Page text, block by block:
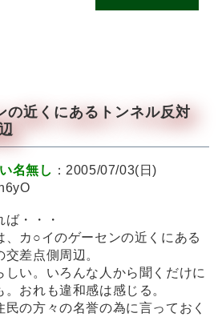
の近くにあるトンネル反対
名無し ：2005/07/03(日)
・・・
、カ○イのゲーセンの近くにある
交差点側周辺。
しい。いろんな人から聞くだけに
おれも違和感は感じる。
民の方々の名誉の為に言っておく